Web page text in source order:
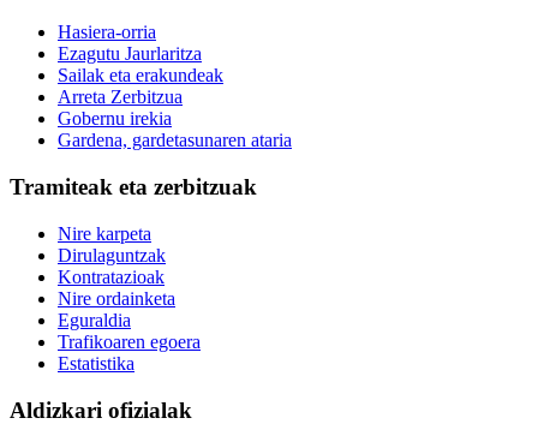
Hasiera-orria
Ezagutu Jaurlaritza
Sailak eta erakundeak
Arreta Zerbitzua
Gobernu irekia
Gardena, gardetasunaren ataria
Tramiteak eta zerbitzuak
Nire karpeta
Dirulaguntzak
Kontratazioak
Nire ordainketa
Eguraldia
Trafikoaren egoera
Estatistika
Aldizkari ofizialak